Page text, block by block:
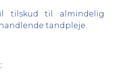
tilskud til almindelig
tandpleje.